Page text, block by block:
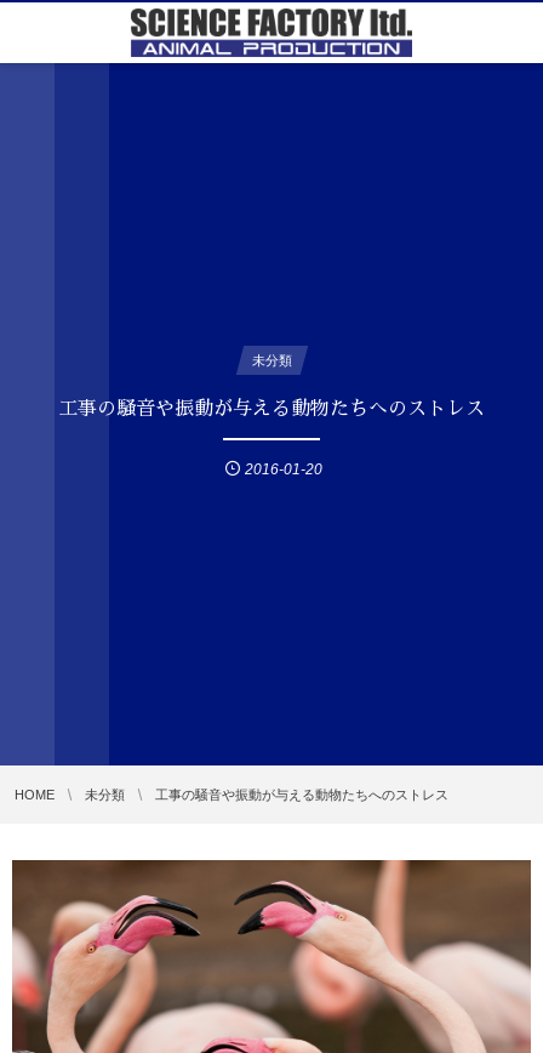
未分類
工事の騒音や振動が与える動物たちへのストレス
2016-01-20
HOME 未分類 工事の騒音や振動が与える動物たちへのストレス